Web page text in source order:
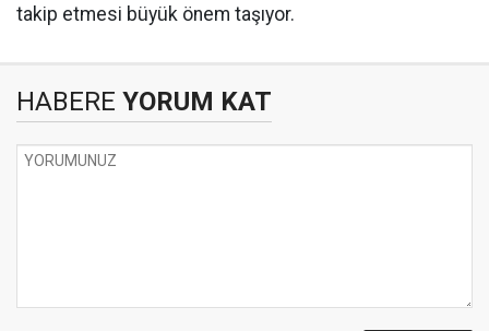
takip etmesi büyük önem taşıyor.
HABERE YORUM KAT